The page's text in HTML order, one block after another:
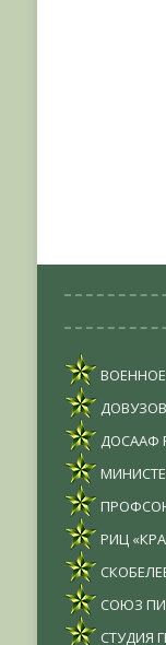
ДОСААФ
РИЦ
СОЮЗ
СТУДИЯ